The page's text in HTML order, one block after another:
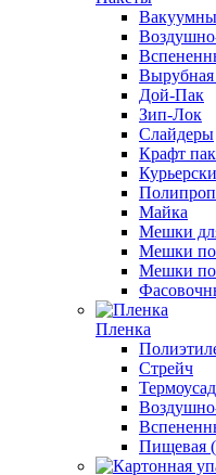
Вырубная
Дой-Пак
Зип-Лок
Слайдеры
Крафт
Майка
Мешки
Мешки
Мешки
Пленка
Стрейч
Пищевая